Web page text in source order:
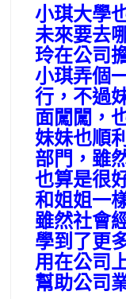
小琪大學
未來要去
玲在公司
小琪弄個
行，不過
面闖闖，
妹妹也順
部門，雖
也算是很
和姐姐一
雖然社會
學到了更
用在公司
幫助公司